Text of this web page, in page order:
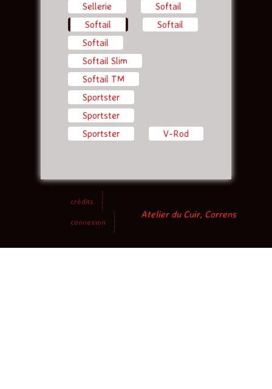
Sellerie
Softail
Softail (onglet actif)Softail
Softail
Softail Slim
Softail TM
Sportster
Sportster
Sportster
V-Rod
crédits
connexion
Atelier du Cuir, Correns